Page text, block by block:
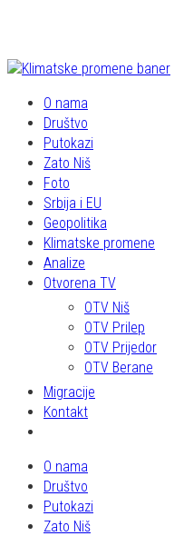
O nama
Društvo
Putokazi
Zato Niš
Foto
Srbija i EU
Geopolitika
Klimatske promene
Analize
Otvorena TV
OTV Niš
OTV Prilep
OTV Prijedor
OTV Berane
Migracije
Kontakt
O nama
Društvo
Putokazi
Zato Niš